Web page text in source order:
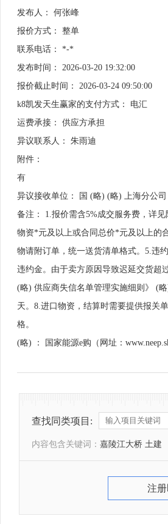
发布人： 何张峰
报价方式： 整单
联系电话： *-*
发布时间： 2026-03-20 19:32:00
报价截止时间： 2026-03-24 09:50:00
k8凯发天生赢家的支付方式： 电汇
运费承接： 供应方承担
异议联系人： 朱雨迪
附件：
有
异议接收单位： 国 (略) (略) 上海分公司
备注： 1.报价需含5%成交服务费，详
物资*元及以上或合同总价*元及以上的
物请附订单，统一送货清单格式。5.违
违约金。由于卖方原因导致迟延交货超
(略) 供应商失信名单管理实施细则》 (
天。8.进口物资，结算时需要提供报关
格。
(略) ： 国家能源e购（网址：
查找同类项目:
内容包含关键词： 嘉陵江大桥 土建
注